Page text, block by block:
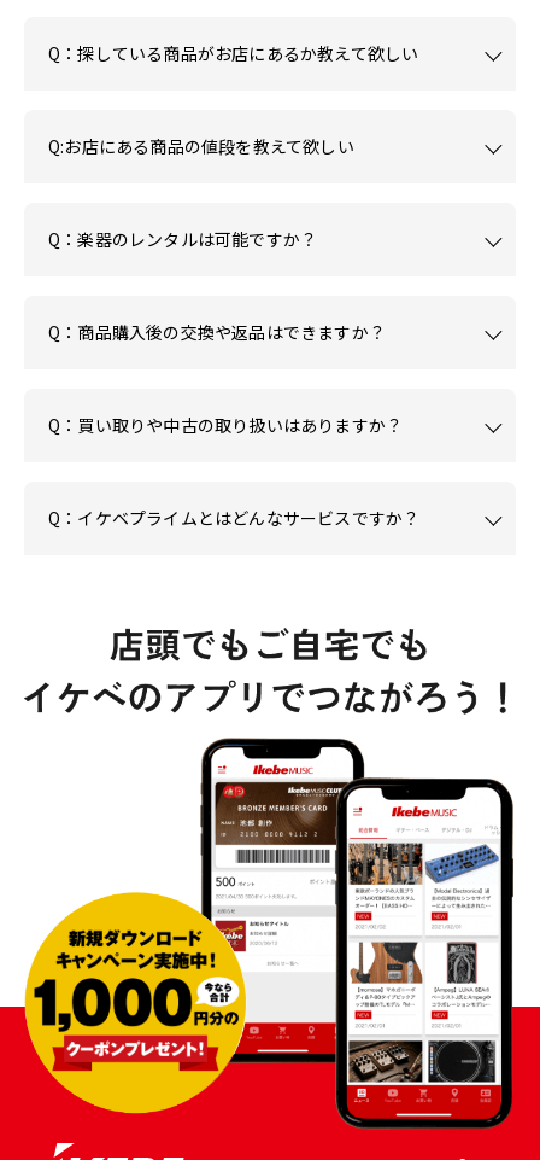
Q：探している商品がお店にあるか教えて欲しい
Q:お店にある商品の値段を教えて欲しい
Q：楽器のレンタルは可能ですか？
Q：商品購入後の交換や返品はできますか？
Q：買い取りや中古の取り扱いはありますか？
Q：イケベプライムとはどんなサービスですか？